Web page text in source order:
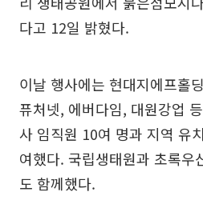
다고 12일 밝혔다.
이날 행사에는 현대지에프홀
퓨처넷, 에버다임, 대원강업
사 임직원 10여 명과 지역 유
여했다. 국립생태원과 초록우
도 함께했다.